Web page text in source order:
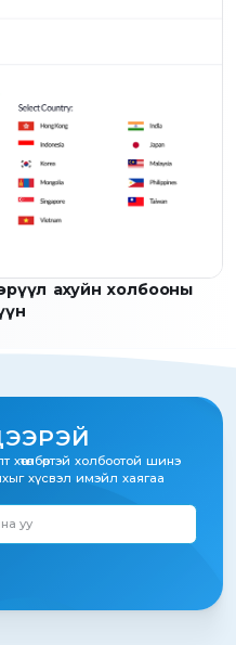
ахуйн холбооны
холбоотой шинэ
хүсвэл имэйл хаягаа